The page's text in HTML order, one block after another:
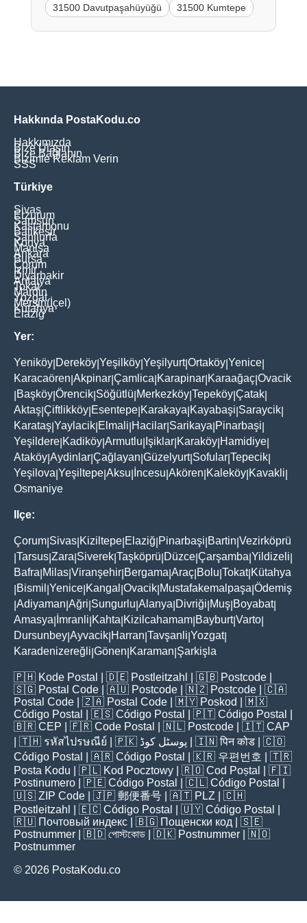
31500 Davutpaşahüyüğü
31500 Kumtepe
Hakkında PostaKodu.co
Hakkımızda
Bize Ulaşın
Bize Bağlanın
Bizimle Reklam Verin
SSS
Türkiye
Sivas
Erzurum
Samsun
Kastamonu
Balikesir
Şanliurfa
Konya
Manisa
Ankara
Bursa
Çorum
İzmir
Diyarbakir
Antalya
Tokat
Mardin
Yozgat
Mersin(İçel)
Kütahya
Elaziğ
Yer:
Yeniköy Dereköy Yeşilköy Yeşilyurt|Ortaköy Yenice
Karacaören Akpinar Çamlica Karapinar Karaağaç Ovacik
Başköy Örencik Söğütlü Merkezköy Tepeköy Çatak
Aktaş Çiftlikköy Esentepe Karakaya Kayabaşi Saraycik
Karataş Yaylacik Elmali Hacilar Sarikaya Pinarbaşi
Yeşildere Kadiköy Armutlu Işiklar Karaköy Hamidiye
Ataköy Aydinlar Çağlayan Güzelyurt| Sofular Tepecik
Yeşilova Yeşiltepe Aksu İncesu Akören Kaleköy Kavakli
Osmaniye
Ilçe:
Çorum Sivas Kiziltepe Elaziğ Pinarbaşi Bartin Vezirköprü
Tarsus Zara Siverek Taşköprü Düzce Çarşamba Yildizeli
Bafra Milas Viranşehir Bergama Araç Bolu Tokat| Kütahya
Bismil Yenice Kangal Ovacik Mustafakemalpaşa Ödemiş
Adiyaman Ağri Sungurlu Alanya Divriği Muş Boyabat|
Amasya İmranli Kahta Kizilcahamam Bayburt|Varto
Dursunbey Ayvacik Harran Tavşanli Yozgat|
Karadenizereğli Gönen Karaman Şarkişla
🇵🇭 Kode Postal | 🇩🇪 Postleitzahl | 🇬🇧 Postcode
🇸🇬 Postal Code | 🇦🇺 Postcode | 🇳🇿 Postcode | 🇨🇦
Postal Code | 🇿🇦 Postal Code | 🇲🇾 Poskod
| 🇲🇽
Código Postal
| 🇪🇸 Código Postal | 🇵🇹 Código Postal
🇧🇷 CEP | 🇫🇷 Code Postal | 🇳🇱 Postcode | 🇮🇹 CAP
| 🇹🇭 รหัสไปรษณีย์ | 🇵🇰 پوسٹل کوڈ | 🇮🇳पिन कोड | 🇨🇴
Código Postal
| 🇦🇷 Código Postal | 🇰🇷 우편번호
| 🇹🇷
Posta Kodu | 🇵🇱 Kod Pocztowy | 🇷🇴 Cod Poștal
| 🇫🇮
Postinumero | 🇵🇪 Código Postal | 🇨🇱 Código Postal
🇺🇸 ZIP Code | 🇯🇵 郵便番号 | 🇦🇹 PLZ | 🇨🇭
Postleitzahl
| 🇪🇨 Código Postal | 🇺🇾 Código Postal
🇷🇺 Почтовый индекс | 🇧🇬 Пощенски код | 🇸🇪
Postnummer | 🇧🇩 পোস্টকোড | 🇩🇰 Postnummer | 🇳🇴
Postnummer
© 2026 PostaKodu.co